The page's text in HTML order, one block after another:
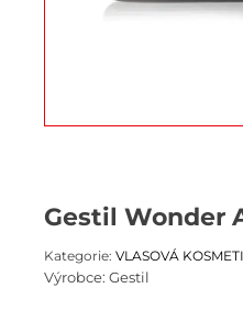
Gestil Wonder
Kategorie: VLASOVÁ
Výrobce: Gestil